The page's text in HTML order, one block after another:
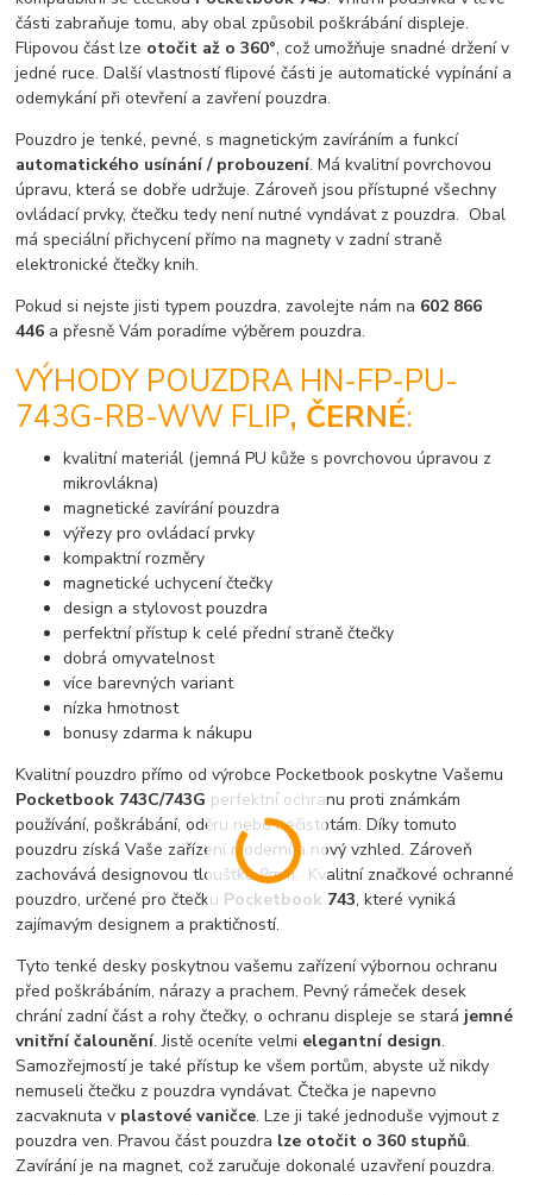
části zabraňuje tomu, aby obal způsobil poškrábání displeje.
Flipovou část lze otočit až o 360°, což umožňuje snadné držení v
jedné ruce. Další vlastností flipové části je automatické vypínání a
odemykání při otevření a zavření pouzdra.
Pouzdro je tenké, pevné, s magnetickým zavíráním a funkcí
automatického usínání / probouzení. Má kvalitní povrchovou
úpravu, která se dobře udržuje. Zároveň jsou přístupné všechny
ovládací prvky, čtečku tedy není nutné vyndávat z pouzdra. Obal
má speciální přichycení přímo na magnety v zadní straně
elektronické čtečky knih.
Pokud si nejste jisti typem pouzdra, zavolejte nám na 602 866
446 a přesně Vám poradíme výběrem pouzdra.
VÝHODY POUZDRA HN-FP-PU-
743G-RB-WW FLIP, ČERNÉ:
kvalitní materiál (jemná PU kůže s povrchovou úpravou z
mikrovlákna)
magnetické zavírání pouzdra
výřezy pro ovládací prvky
kompaktní rozměry
magnetické uchycení čtečky
design a stylovost pouzdra
perfektní přístup k celé přední straně čtečky
dobrá omyvatelnost
více barevných variant
nízka hmotnost
bonusy zdarma k nákupu
Kvalitní pouzdro přímo od výrobce Pocketbook poskytne Vašemu
Pocketbook 743C/743G perfektní ochranu proti známkám
používání, poškrábání, oděru nebo nečistotám. Díky tomuto
pouzdru získá Vaše zařízení moderní a nový vzhled. Zároveň
zachovává designovou tloušťku 9mm. Kvalitní značkové ochranné
pouzdro, určené pro čtečku Pocketbook 743, které vyniká
zajímavým designem a praktičností.
Tyto tenké desky poskytnou vašemu zařízení výbornou ochranu
před poškrábáním, nárazy a prachem. Pevný rámeček desek
chrání zadní část a rohy čtečky, o ochranu displeje se stará jemné
vnitřní čalounění. Jistě oceníte velmi elegantní design.
Samozřejmostí je také přístup ke všem portům, abyste už nikdy
nemuseli čtečku z pouzdra vyndávat. Čtečka je napevno
zacvaknuta v plastové vaničce. Lze ji také jednoduše vyjmout z
pouzdra ven. Pravou část pouzdra lze otočit o 360 stupňů.
Zavírání je na magnet, což zaručuje dokonalé uzavření pouzdra.